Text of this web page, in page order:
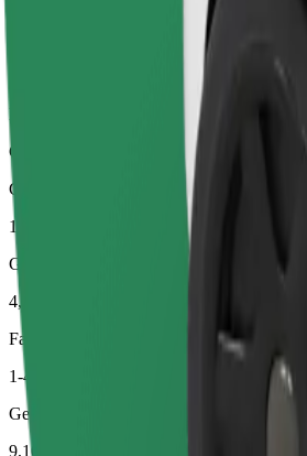
Komfort
Größere Autos mit mehr Beinfreiheit und
Geschätzte Fahrtzeit
12 Min.
Geschätzte Entfernung
4,7 km
Fahrgäste
1-4
Geschätzter Preis
9,10 £